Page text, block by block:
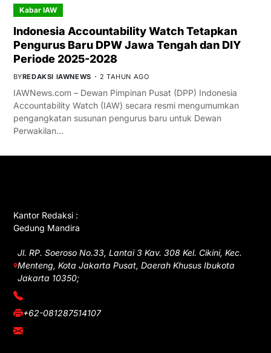
Kabar IAW
Indonesia Accountability Watch Tetapkan
Pengurus Baru DPW Jawa Tengah dan DIY
Periode 2025-2028
BYREDAKSI IAWNEWS 2 TAHUN AGO
IAWNews.com – Dewan Pimpinan Pusat (DPP) Indonesia
Accountability Watch (IAW) secara resmi mengumumkan
pengangkatan susunan pengurus baru untuk Dewan
Perwakilan…
Kantor Redaksi :
Gedung Mandira
Jl. RP. Soeroso No.33, Lantai 3 Kav. 308 Kel. Cikini, Kec.
Menteng, Kota Jakarta Pusat, Daerah Khusus Ibukota
Jakarta 10350;
(021) 3908026
+62-081287514107
adm@iawnews.com